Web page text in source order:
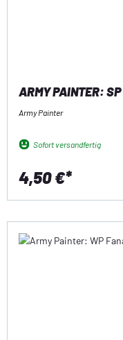
ARMY PAINTER:
Army Painter
Sofort versandfertig
4,50 €*